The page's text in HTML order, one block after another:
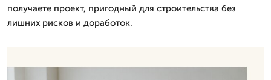
получаете проект, пригодный для строительства без
лишних рисков и доработок.